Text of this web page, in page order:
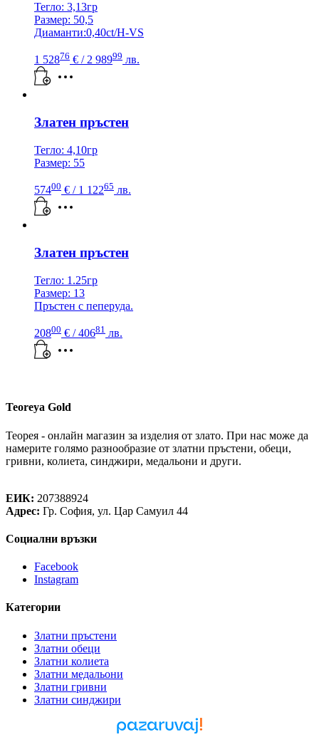
Тегло: 3,13гр
Размер: 50,5
Диаманти:0,40ct/H-VS
1 52876 € / 2 98999 лв.
Златен пръстен
Тегло: 4,10гр
Размер: 55
57400 € / 1 12265 лв.
Златен пръстен
Тегло: 1.25гр
Размер: 13
Пръстен с пеперуда.
20800 € / 40681 лв.
Teoreya Gold
Теорея - онлайн магазин за изделия от злато. При нас може да
намерите голямо разнообразие от златни пръстени, обеци,
гривни, колиета, синджири, медальони и други.
ЕИК: 207388924
Адрес: Гр. София, ул. Цар Самуил 44
Социални връзки
Facebook
Instagram
Категории
Златни пръстени
Златни обеци
Златни колиета
Златни медальони
Златни гривни
Златни синджири